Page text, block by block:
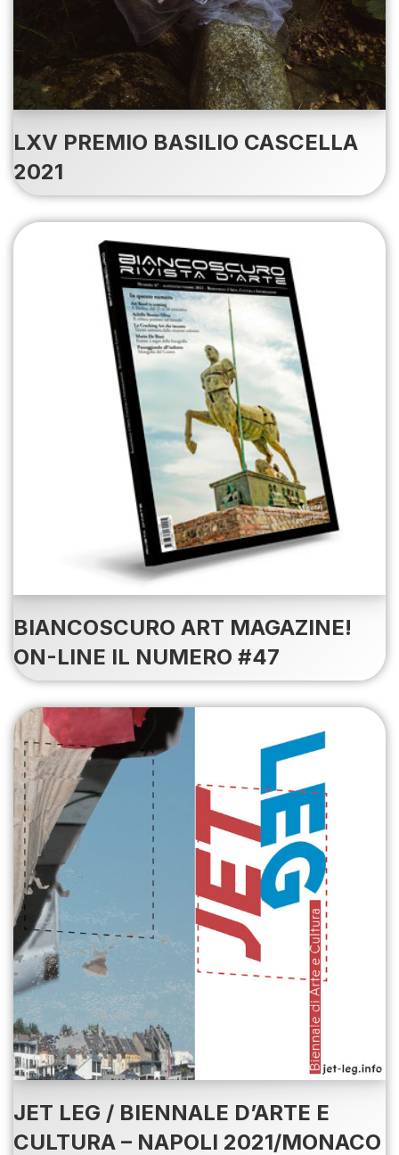
LXV PREMIO BASILIO CASCELLA
2021
BIANCOSCURO ART MAGAZINE!
ON-LINE IL NUMERO #47
JET LEG / BIENNALE D’ARTE E
CULTURA – NAPOLI 2021/MONACO